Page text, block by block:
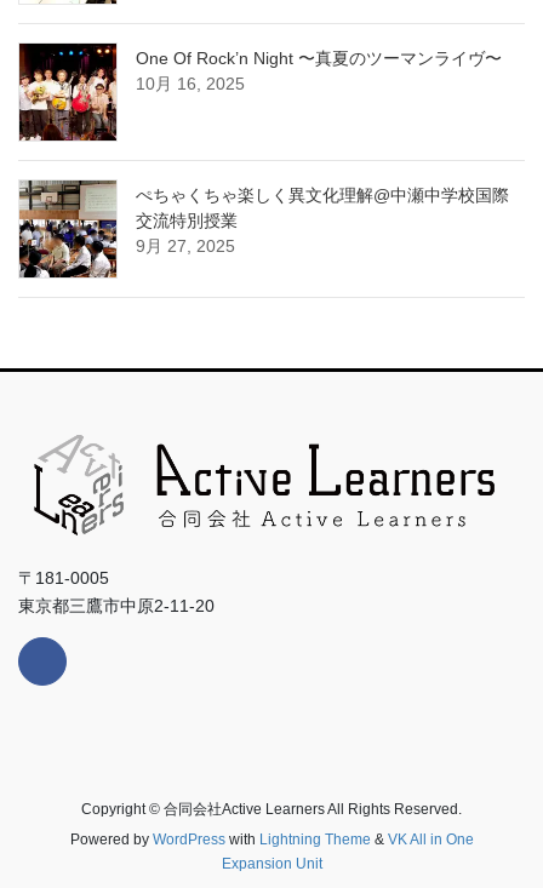
One Of Rock’n Night 〜真夏のツーマンライヴ〜
10月 16, 2025
ぺちゃくちゃ楽しく異文化理解@中瀬中学校国際
交流特別授業
9月 27, 2025
〒181-0005
東京都三鷹市中原2-11-20
Copyright © 合同会社Active Learners All Rights Reserved.
Powered by WordPresswith Lightning Theme & VK All in One
Expansion Unit